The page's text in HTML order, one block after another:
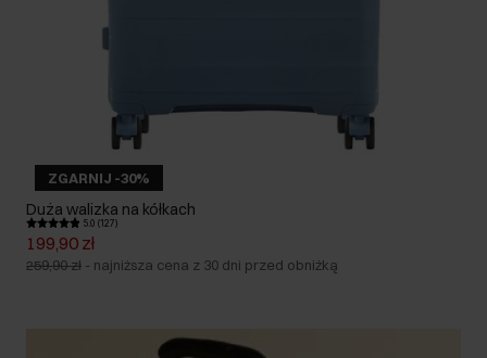
ZGARNIJ -30%
Duża walizka na kółkach
5.0 (127)
199,90 zł
259,90 zł - najniższa cena z 30 dni przed obniżką